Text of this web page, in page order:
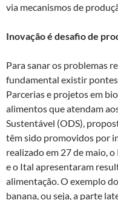
via mecanismos de
Inovação é desafio de
Para sanar os problemas
fundamental existir
Parcerias e projetos em
alimentos que atendam
Sustentável (ODS),
têm sido promovidos por
realizado em 27 de maio,
e o Ital apresentaram
alimentação. O exemplo
banana, ou seja, a parte